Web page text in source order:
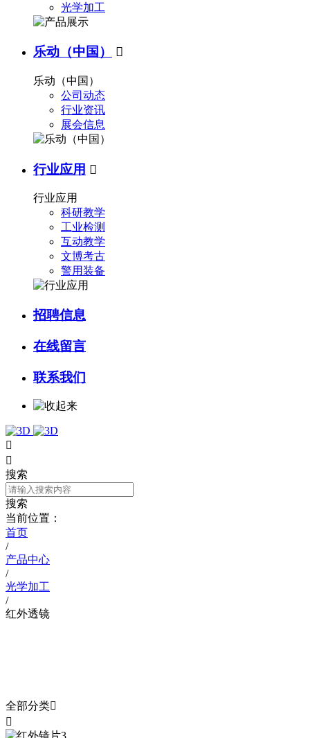
光学加工
乐动（中国） 
乐动（中国）
公司动态
行业资讯
展会信息
行业应用 
行业应用
科研教学
工业检测
互动教学
文博考古
警用装备
招聘信息
在线留言
联系我们


搜索
搜索
当前位置：
首页
/
产品中心
/
光学加工
/
红外透镜
全部分类
